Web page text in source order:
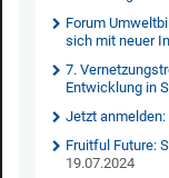
Forum
sich mit neuer
7.
Entwicklung in
Jetzt anmelden:
Fruitful Future:
19.07.2024